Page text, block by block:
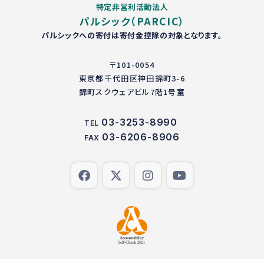
特定非営利活動法人
パルシック（PARCIC）
パルシックへの寄付は寄付金控除の対象となります。
〒101-0054
東京都千代田区神田錦町3-6
錦町スクウェアビル7階1号室
TEL 03-3253-8990
FAX 03-6206-8906